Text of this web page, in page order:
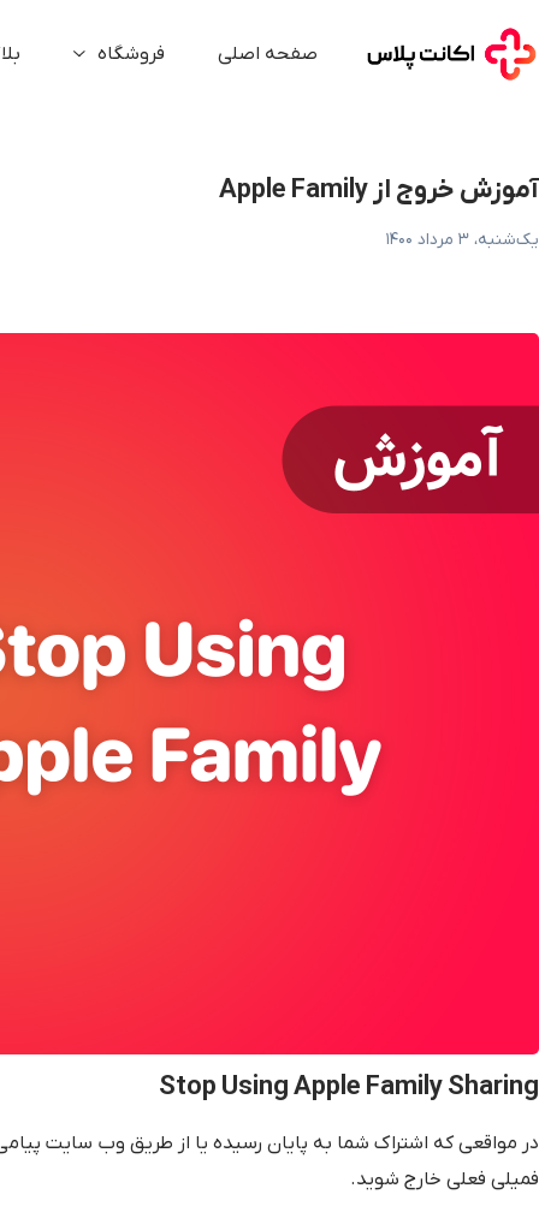
صفحه اصلی
فروشگاه
آموزش خروج از Apple Family
یک‌شنبه، ۳ مرداد ۱۴۰۰
Stop Using Apple Family Sharing
در مواقعی که اشتراک شما به پایان رسیده یا از طریق وب سایت
فمیلی فعلی خارج شوید.